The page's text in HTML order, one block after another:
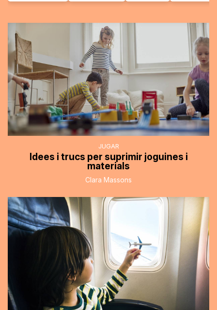
JUGAR
Idees i trucs per suprimir joguines i
materials
Clara Massons